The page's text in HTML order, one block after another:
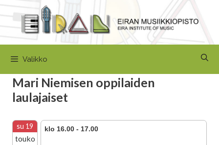
sisältöön
Valikko
Mari Niemisen oppilaiden
laulajaiset
su 19
touko
klo 16.00 - 17.00